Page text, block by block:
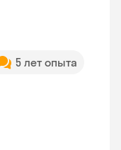
5 лет опыта